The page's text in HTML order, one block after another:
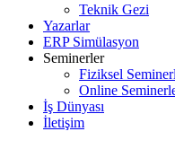
Teknik Gezi
Yazarlar
ERP Simülasyon
Seminerler
Fiziksel
Online
İş Dünyası
İletişim